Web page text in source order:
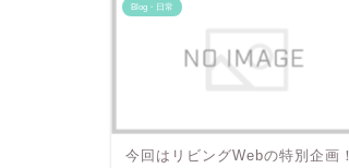
Blog・日常
今回はリビングWebの特別企画！